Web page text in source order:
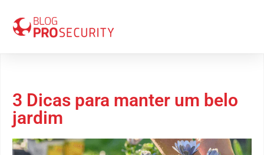
3 Dicas para manter um belo
jardim